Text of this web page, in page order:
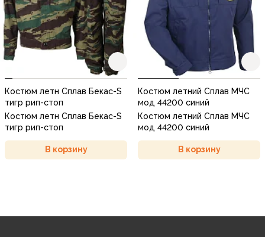
Костюм летн Сплав Бекас-S
тигр рип-стоп
Костюм летн Сплав Бекас-S
тигр рип-стоп
В корзину
Костюм летний Сплав МЧС
мод 44200 синий
Костюм летний Сплав МЧС
мод 44200 синий
В корзину